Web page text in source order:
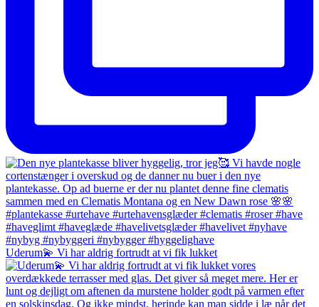
Uderum💫 Vi har aldrig fortrudt at vi fik lukket